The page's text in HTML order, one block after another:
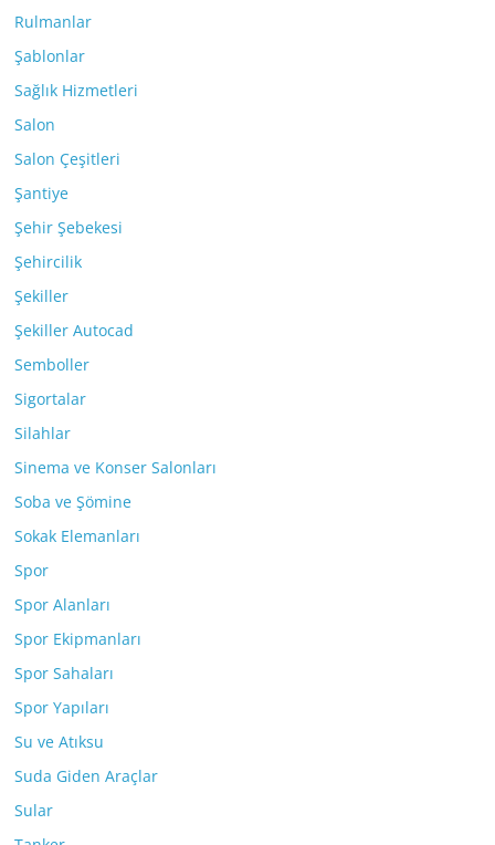
Rulmanlar
Şablonlar
Sağlık Hizmetleri
Salon
Salon Çeşitleri
Şantiye
Şehir Şebekesi
Şehircilik
Şekiller
Şekiller Autocad
Semboller
Sigortalar
Silahlar
Sinema ve Konser Salonları
Soba ve Şömine
Sokak Elemanları
Spor
Spor Alanları
Spor Ekipmanları
Spor Sahaları
Spor Yapıları
Su ve Atıksu
Suda Giden Araçlar
Sular